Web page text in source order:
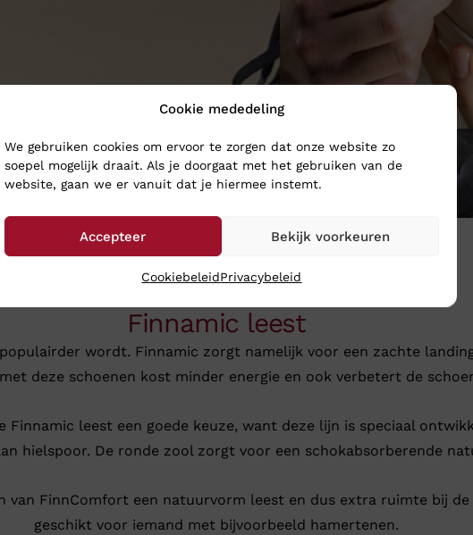
Cookie mededeling
We gebruiken cookies om ervoor te zorgen dat onze website zo
soepel mogelijk draait. Als je doorgaat met het gebruiken van de
website, gaan we er vanuit dat je hiermee instemt.
Accepteer Bekijk voorkeuren
CookiebeleidPrivacybeleid
Finnamic leest
wordt. Finnamic zorgt namelijk voor een zachte
deze schoenen kost minder energie en ook verbetert de
Finnamic leest een goede keuze, want deze lijn is speciaal
hielspoor. De ronde zool zorgt voor een schokabsorberende
van FinnComfort een natuurvorm leest en dus extra ruimte bij
geschikt voor iemand met bijvoorbeeld hamertenen.